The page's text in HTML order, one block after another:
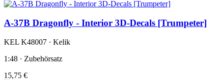
A-37B Dragonfly - Interior 3D-Decals [Trumpeter]
KEL K48007 · Kelik
1:48 · Zubehörsatz
15,75 €